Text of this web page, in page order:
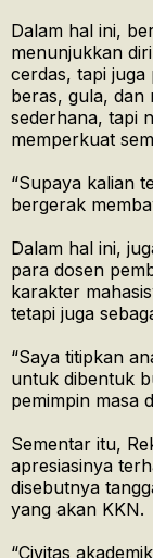
Dalam hal ini,
menunjukkan
cerdas, tapi
beras, gula, dan
sederhana, tapi
memperkuat
“Supaya kalian
bergerak
Dalam hal ini,
para dosen
karakter
tetapi juga
“Saya titipkan
untuk dibentuk
pemimpin masa
Sementar itu,
apresiasinya
disebutnya
yang akan KKN.
“Civitas